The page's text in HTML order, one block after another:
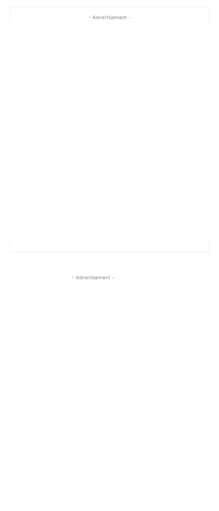
- Advertisement -
- Advertisement -